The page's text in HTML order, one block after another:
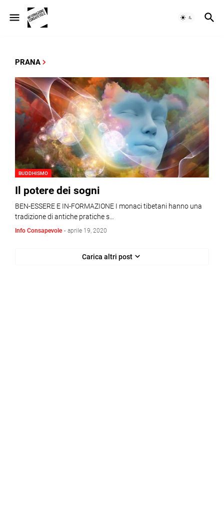
PRANA
BUDDHISMO
Il potere dei sogni
BEN-ESSERE E IN-FORMAZIONE I monaci tibetani hanno una
tradizione di antiche pratiche s…
Info Consapevole - aprile 19, 2020
Carica altri post